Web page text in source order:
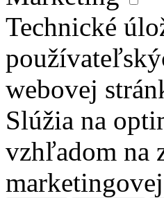
Technické
webovej
Slúžia na
vzhľadom na